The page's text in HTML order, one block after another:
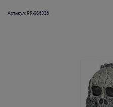
Артикул: PR-086326